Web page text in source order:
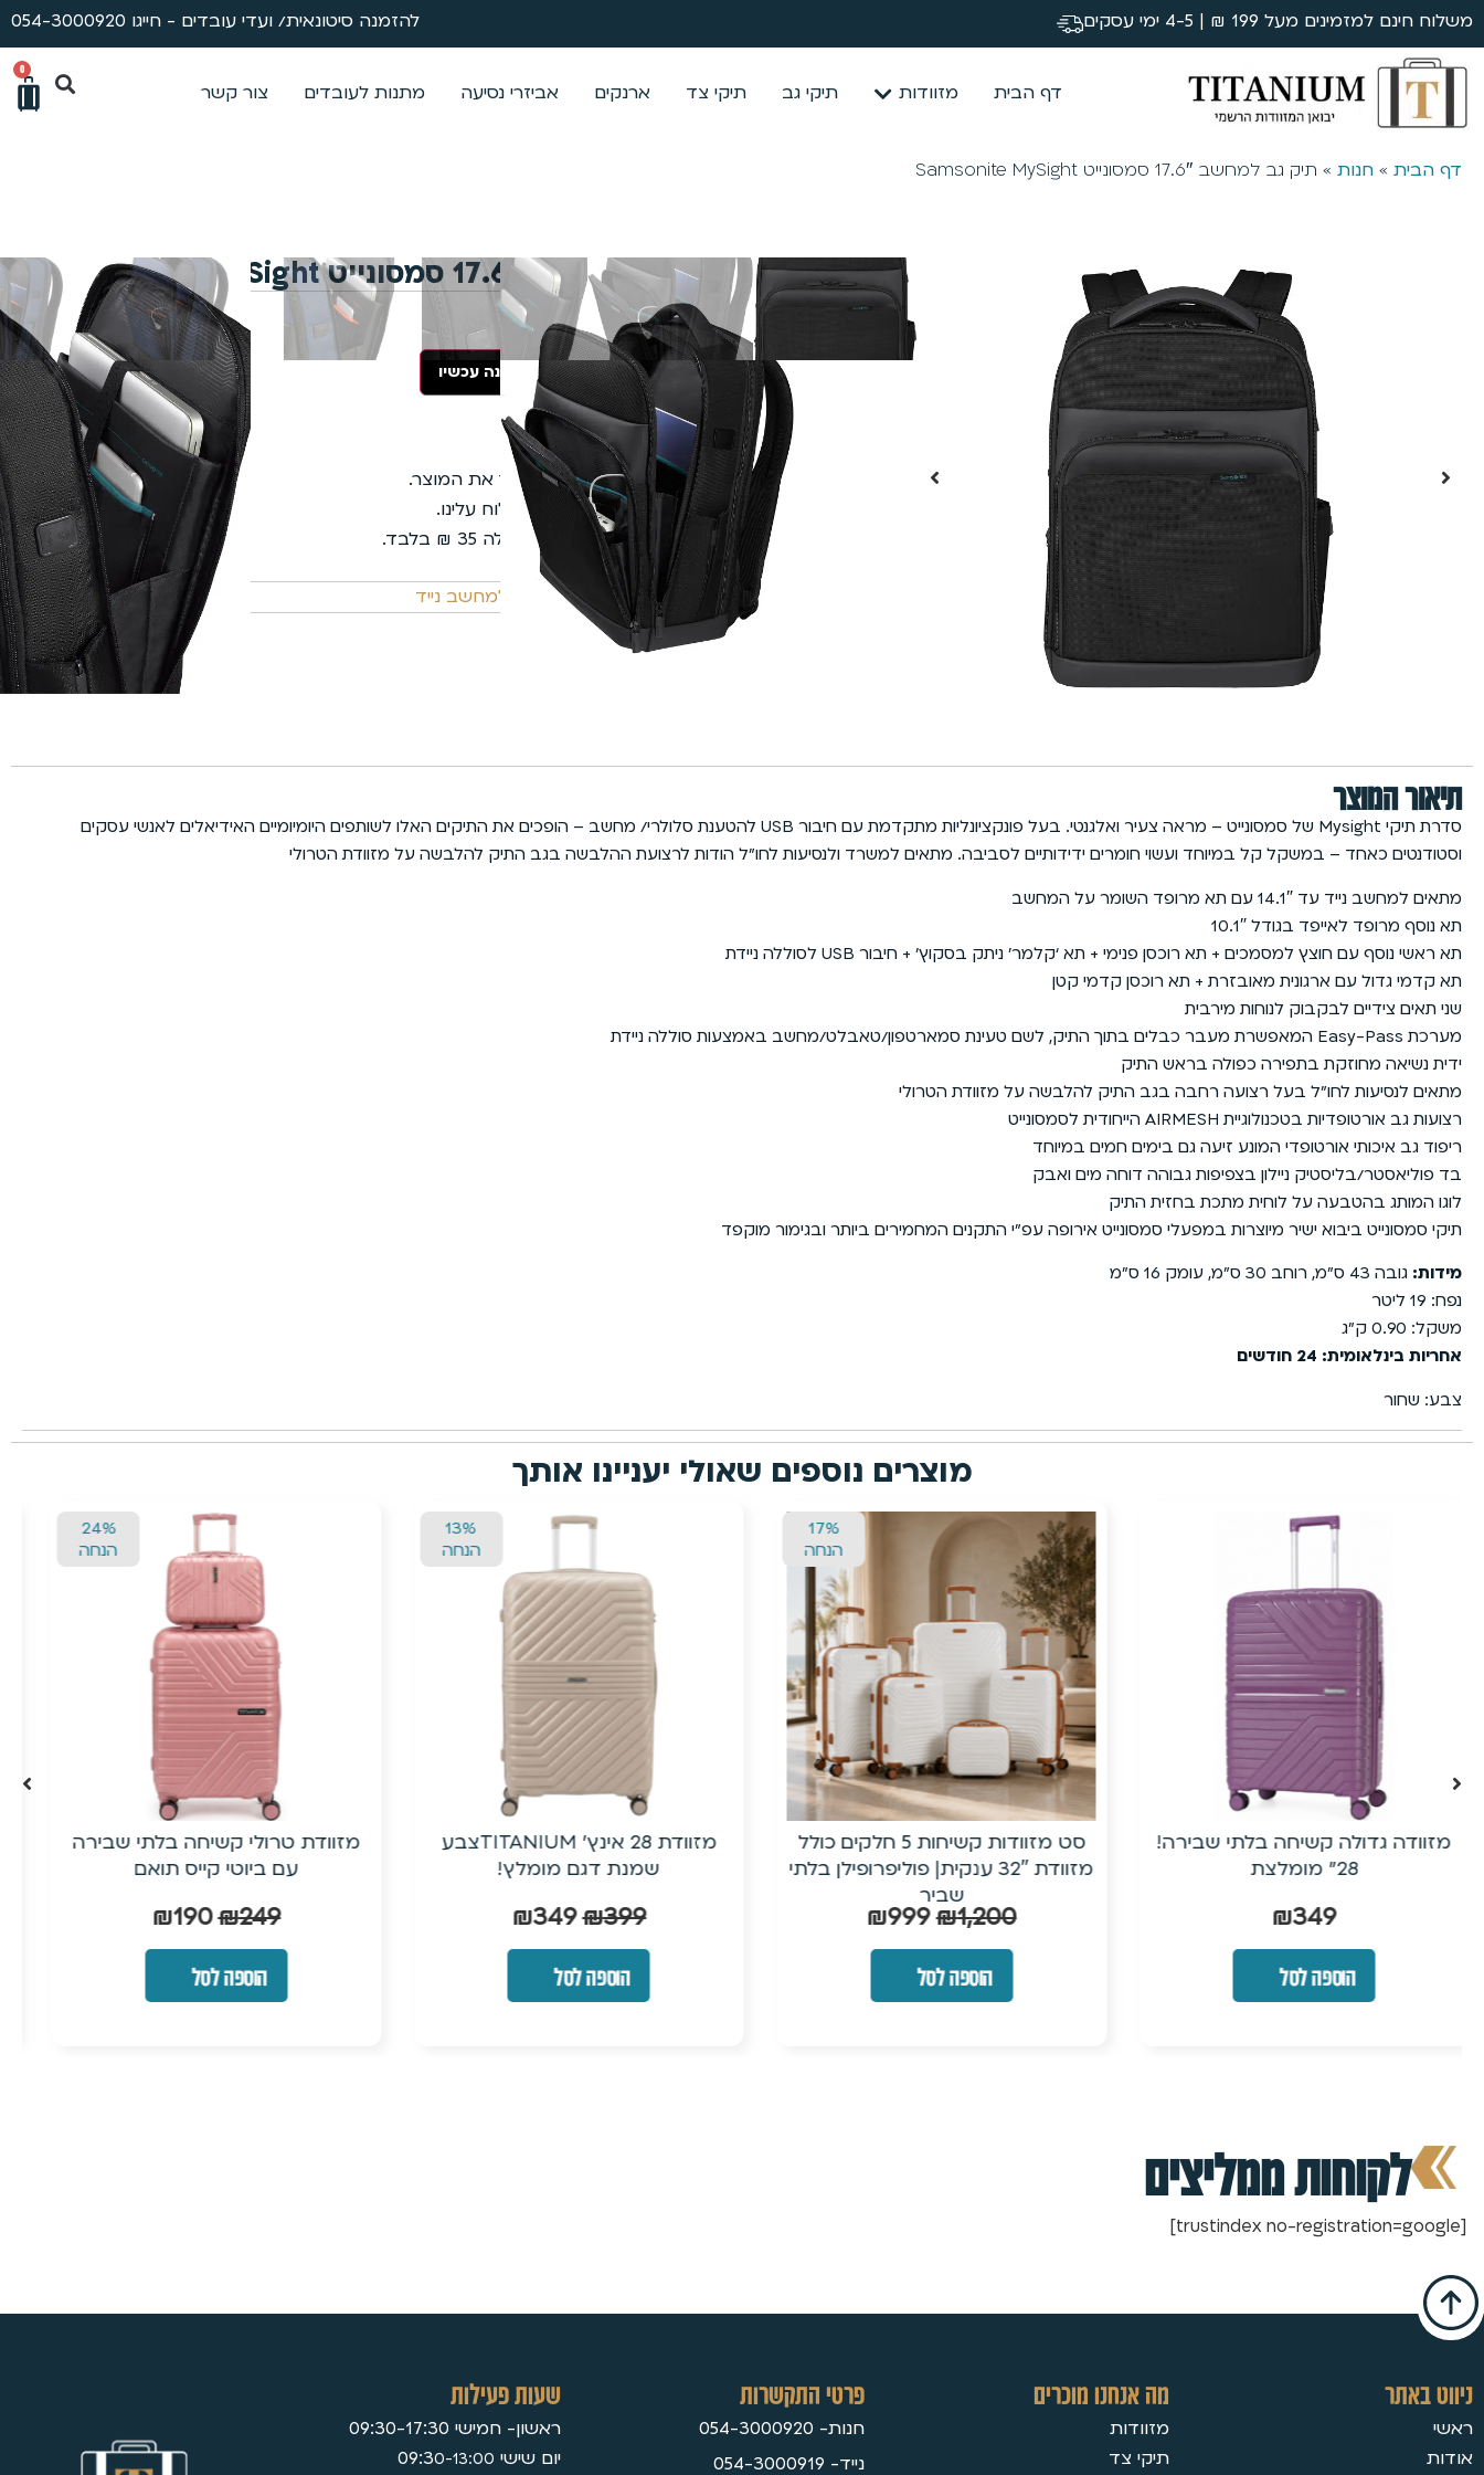
משלוח חינם למזמינים מעל 199 ₪ | 4-5 ימי עסקים להזמנה סיטונאית/ ועדי עובדים - חייגו 054-3000920
דף הבית מזוודות תיקי גב תיקי צד ארנקים אביזרי נסיעה מתנות לעובדים צור קשר
0
דף הבית » חנות » תיק גב למחשב 17.6″ סמסונייט Samsonite MySight
תיק גב למחשב 17.6″ סמסונייט Samsonite MySight
₪ 550
הוספה לסל קנה עכשיו
המשלוחים שלנו
שליח עד הבית יגיע וימסור לך את המוצר.
בהזמנות מעל 199 ₪, המשלוח עלינו.
מתחת ל-199 ₪ המשלוח יעלה 35 ₪ בלבד.
למה טיטניום?
שירות ותיקונים
ייעוץ מקצועי
משלוחי אקספרס
שירות מכל הלב
פריסת תשלומים נוחה
קטגוריה תיקי גב תגית תיק גב למחשב נייד
תיאור המוצר
סדרת תיקי Mysight של סמסונייט – מראה צעיר ואלגנטי. בעל פונקציונליות מתקדמת עם חיבור USB להטענת סלולרי/ מחשב – הופכים את התיקים האלו לשותפים היומיומיים האידיאלים לאנשי עסקים
וסטודנטים כאחד – במשקל קל במיוחד ועשוי חומרים ידידותיים לסביבה. מתאים למשרד ולנסיעות לחו”ל הודות לרצועת ההלבשה בגב התיק להלבשה על מזוודת הטרולי
מתאים למחשב נייד עד 14.1″ עם תא מרופד השומר על המחשב
תא נוסף מרופד לאייפד בגודל 10.1″
תא ראשי נוסף עם חוצץ למסמכים + תא רוכסן פנימי + תא ‘קלמר’ ניתק בסקוץ’ + חיבור USB לסוללה ניידת
תא קדמי גדול עם ארגונית מאובזרת + תא רוכסן קדמי קטן
שני תאים צידיים לבקבוק לנוחות מירבית
מערכת Easy-Pass המאפשרת מעבר כבלים בתוך התיק, לשם טעינת סמארטפון/טאבלט/מחשב באמצעות סוללה ניידת
ידית נשיאה מחוזקת בתפירה כפולה בראש התיק
מתאים לנסיעות לחו”ל בעל רצועה רחבה בגב התיק להלבשה על מזוודת הטרולי
רצועות גב אורטופדיות בטכנולוגיית AIRMESH הייחודית לסמסונייט
ריפוד גב איכותי אורטופדי המונע זיעה גם בימים חמים במיוחד
בד פוליאסטר/בליסטיק ניילון בצפיפות גבוהה דוחה מים ואבק
לוגו המותג בהטבעה על לוחית מתכת בחזית התיק
תיקי סמסונייט ביבוא ישיר מיוצרות במפעלי סמסונייט אירופה עפ”י התקנים המחמירים ביותר ובגימור מוקפד
מידות: גובה 43 ס”מ, רוחב 30 ס”מ, עומק 16 ס”מ
נפח: 19 ליטר
משקל: 0.90 ק”ג
אחריות בינלאומית: 24 חודשים
צבע: שחור
מוצרים נוספים שאולי יעניינו אותך
סט מזוודות קשיחות 5 חלקים כולל
מזוודת 32″ ענקית| פוליפרופילן בלתי
₪1,200
999
הוספה לסל
13%
הנחה
מזוודת 28 אינץ’ TITANIUMצבע
שמנת דגם מומלץ!
₪399
₪349
הוספה לסל
24%
הנחה
מזוודת טרולי קשיחה בלתי שבירה
עם ביוטי קייס תואם
₪249
₪190
הוספה לסל
24%
הנחה
20״ טרולי עלייה למטוס מפוליפרופילן
₪249
₪190
הוספה לסל
לקוחות ממליצים
[trustindex no-registration=google]
ניווט באתר
ראשי
אודות
מה אנחנו מוכרים
מזוודות
תיקי צד
פרטי התקשרות
חנות- 054-3000920
נייד- 054-3000919
שעות פעילות
ראשון- חמישי 09:30-17:30
יום שישי 09:3 0-13:00